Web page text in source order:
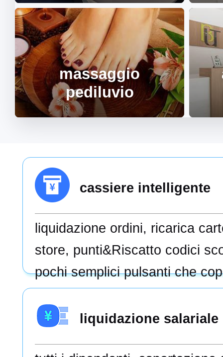
massaggio
pediluvio
cassiere intelligente
liquidazione ordini, ricarica
store, punti&Riscatto codici
pochi semplici pulsanti che
liquidazione